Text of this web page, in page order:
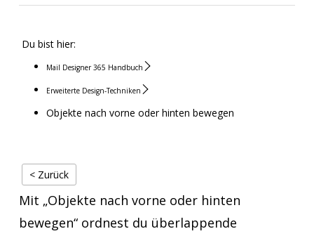
Du bist hier:
Mail Designer 365 Handbuch
Erweiterte Design-Techniken
Objekte nach vorne oder hinten bewegen
< Zurück
Mit „Objekte nach vorne oder hinten
bewegen“ ordnest du überlappende